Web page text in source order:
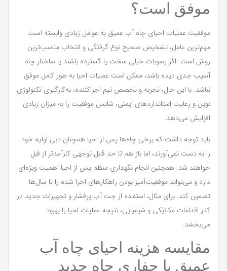
موفق است؟
موفقیت عملیات احیای چاه آب عمیق به عوامل زیادی وابسته است.
مهم‌ترین عامل، تشخیص صحیح نوع گرفتگی و انتخاب مناسب‌ترین
روش است. اگر رسوبات خیلی سخت یا گسترده باشند یا ساختار چاه
آسیب جدی دیده باشد، ممکن است عملیات احیا به طور کامل موفق
نباشد. با این حال، تجربه و تخصص تیم اجرا‌کننده، به‌کارگیری تکنولوژی
نوین و رعایت استانداردهای ایمنی، شانس موفقیت را به میزان زیادی
افزایش می‌دهد.
باید توجه داشت که برخی چاه‌ها پس از احیا همچنان دبی اولیه خود
را به دست نمی‌آورند، اما باز هم تا حد قابل توجهی کارآمدتر از قبل
خواهند شد. همچنین انجام نگهداری منظم پس از احیا اهمیت ویژه‌ای
دارد و می‌تواند موفقیت‌آمیز بودن راهکارهای اجرا شده را تا سال‌ها
تضمین کند. برای مثال، استفاده از جت آب پرفشار و تجهیزات جدید در
کنار اقدامات مکانیکی و شیمیایی، نتیجه عملیات احیا را بهبود
می‌بخشد.
مقایسه هزینه احیای چاه آب
عمیق با حفاری چاه جدید